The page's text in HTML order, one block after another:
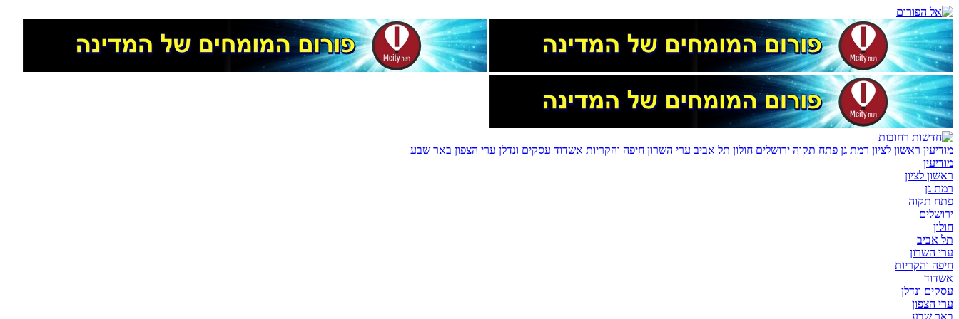
מודיעין ראשון לציון רמת גן פתח תקוה ירושלים חולון תל אביב ערי השרון חיפה והקריות אשדוד עסקים ונדלן ערי הצפון באר שבע
מודיעין
ראשון לציון
רמת גן
פתח תקוה
ירושלים
חולון
תל אביב
ערי השרון
חיפה והקריות
אשדוד
עסקים ונדלן
ערי הצפון
באר שבע